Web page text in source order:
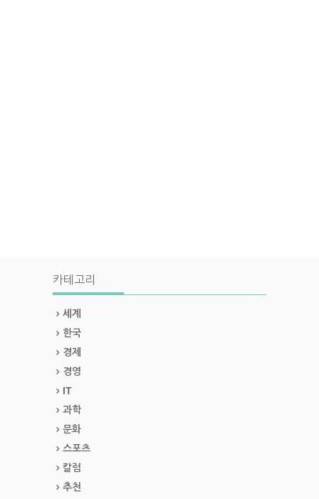
카테고리
세계
한국
경제
경영
IT
과학
문화
스포츠
칼럼
추천